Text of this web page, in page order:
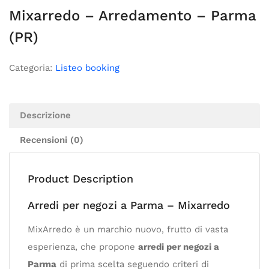
Mixarredo – Arredamento – Parma
(PR)
Categoria: Listeo booking
Descrizione
Recensioni (0)
Product Description
Arredi per negozi a Parma – Mixarredo
MixArredo è un marchio nuovo, frutto di vasta
esperienza, che propone arredi per negozi a
Parma di prima scelta seguendo criteri di